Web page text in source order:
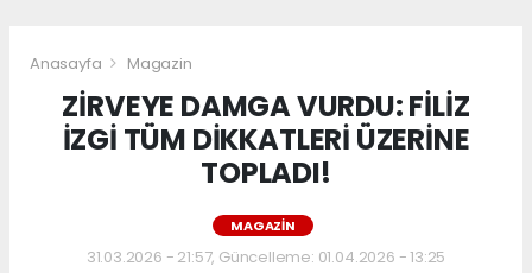
Anasayfa Magazin
ZİRVEYE DAMGA VURDU: FİLİZ
İZGİ TÜM DİKKATLERİ ÜZERİNE
TOPLADI!
MAGAZIN
31.03.2026 - 21:57, Güncelleme: 01.04.2026 - 13:25